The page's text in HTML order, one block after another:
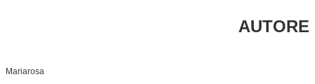
AUTORE
Mariarosa